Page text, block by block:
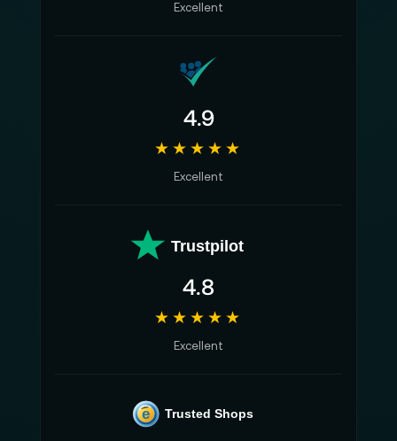
Excellent
4.9
★★★★★
Excellent
Trustpilot
4.8
★★★★★
Excellent
e Trusted Shops